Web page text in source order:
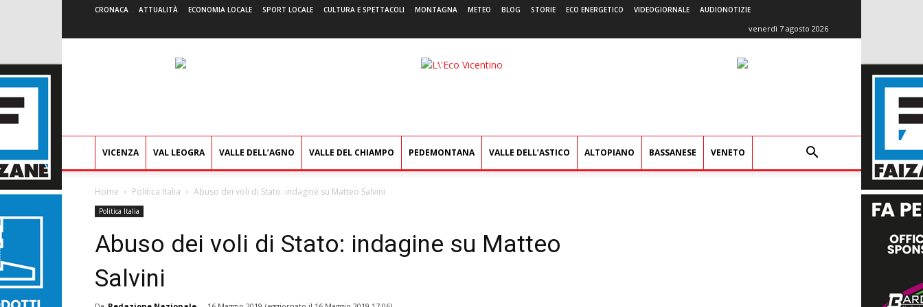
CRONACA ATTUALITÀ ECONOMIA LOCALE SPORT LOCALE CULTURA E SPETTACOLI MONTAGNA METEO BLOG STORIE ECO ENERGETICO VIDEOGIORNALE AUDIONOTIZIE
venerdì 7 agosto 2026
L'Eco
VICENZA VAL LEOGRA VALLE DELL’AGNO VALLE DEL CHIAMPO PEDEMONTANA VALLE DELL’ASTICO ALTOPIANO BASSANESE VENETO
Home Politica Italia Abuso dei voli di Stato: indagine su Matteo Salvini
Politica Italia
Abuso dei voli di Stato: indagine su Matteo
Salvini